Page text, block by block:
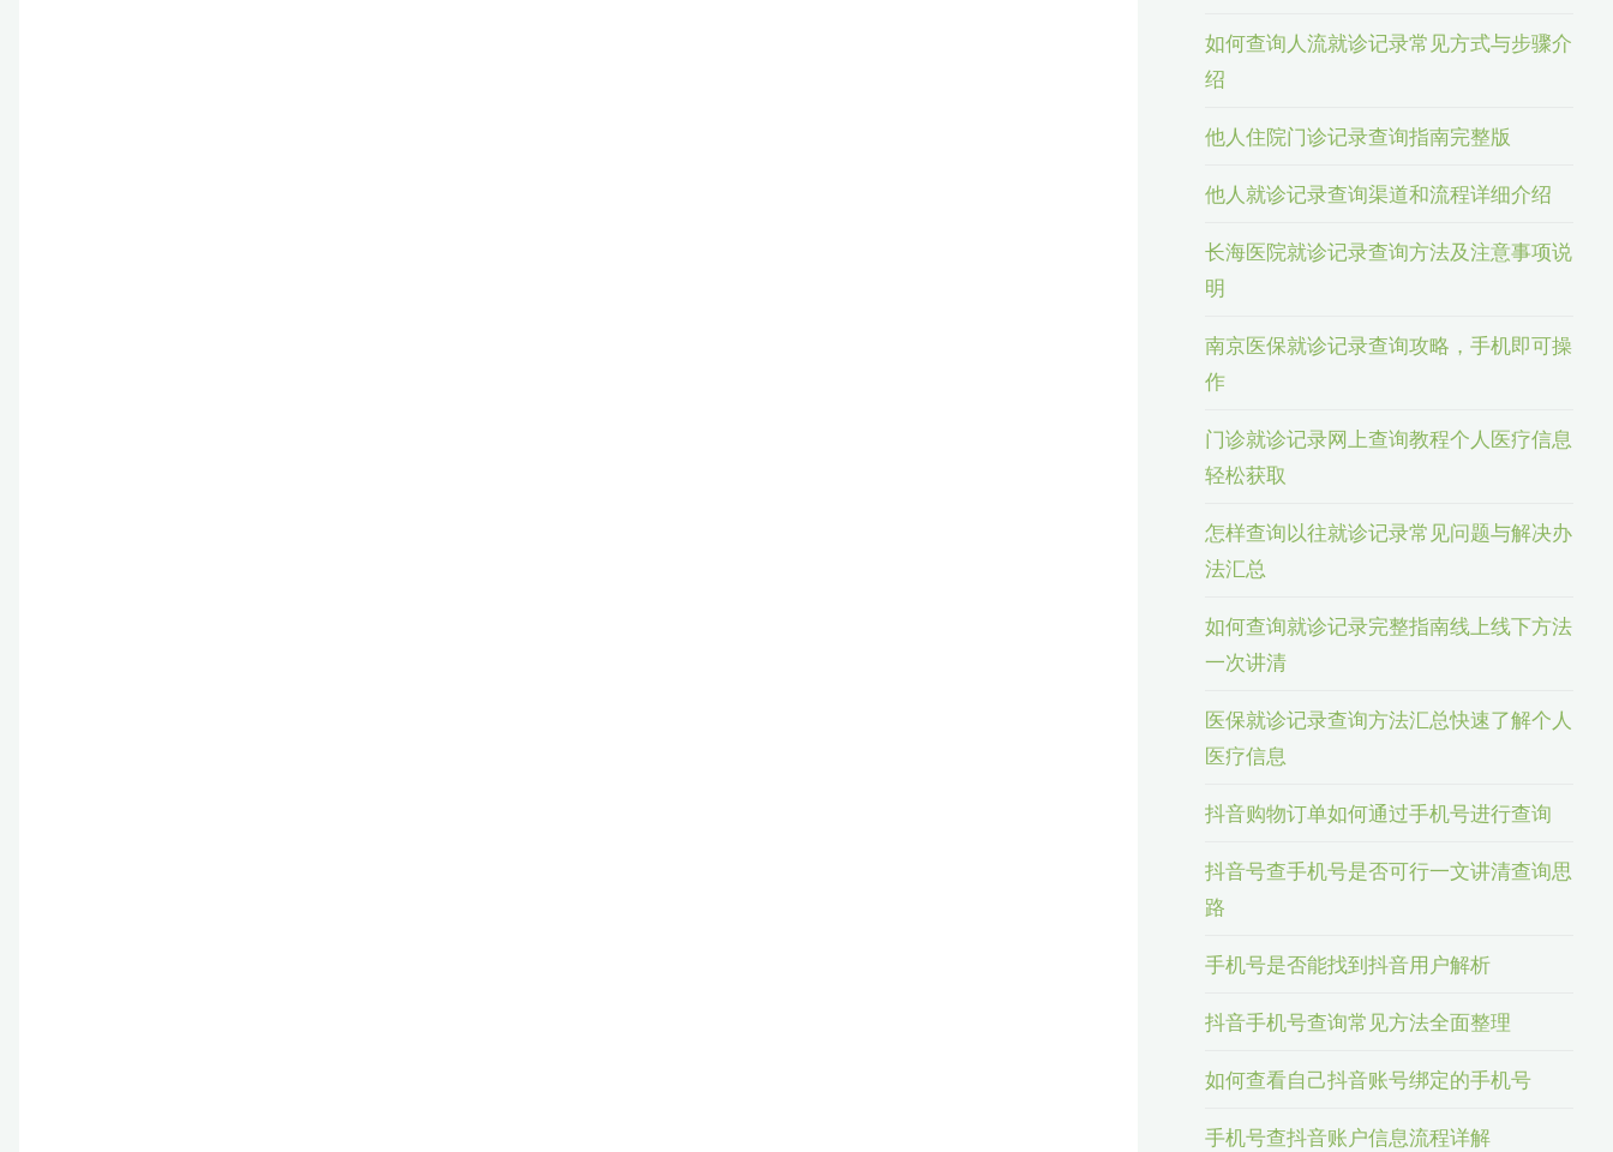
如何查询人流就诊记录常见方式与步骤介
绍
他人住院门诊记录查询指南完整版
他人就诊记录查询渠道和流程详细介绍
长海医院就诊记录查询方法及注意事项说
明
南京医保就诊记录查询攻略，手机即可操
作
门诊就诊记录网上查询教程个人医疗信息
轻松获取
怎样查询以往就诊记录常见问题与解决办
法汇总
如何查询就诊记录完整指南线上线下方法
一次讲清
医保就诊记录查询方法汇总快速了解个人
医疗信息
抖音购物订单如何通过手机号进行查询
抖音号查手机号是否可行一文讲清查询思
路
手机号是否能找到抖音用户解析
抖音手机号查询常见方法全面整理
如何查看自己抖音账号绑定的手机号
手机号查抖音账户信息流程详解